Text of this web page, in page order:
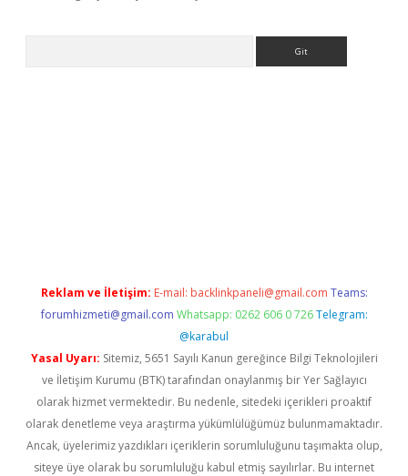
Reklam ve İletişim: E-mail: backlinkpaneli@gmail.com Teams:
forumhizmeti@gmail.com Whatsapp: 0262 606 0 726 Telegram:
@karabul
Yasal Uyarı: Sitemiz, 5651 Sayılı Kanun gereğince Bilgi Teknolojileri
ve İletişim Kurumu (BTK) tarafından onaylanmış bir Yer Sağlayıcı
olarak hizmet vermektedir. Bu nedenle, sitedeki içerikleri proaktif
olarak denetleme veya araştırma yükümlülüğümüz bulunmamaktadır.
Ancak, üyelerimiz yazdıkları içeriklerin sorumluluğunu taşımakta olup,
siteye üye olarak bu sorumluluğu kabul etmiş sayılırlar. Bu internet